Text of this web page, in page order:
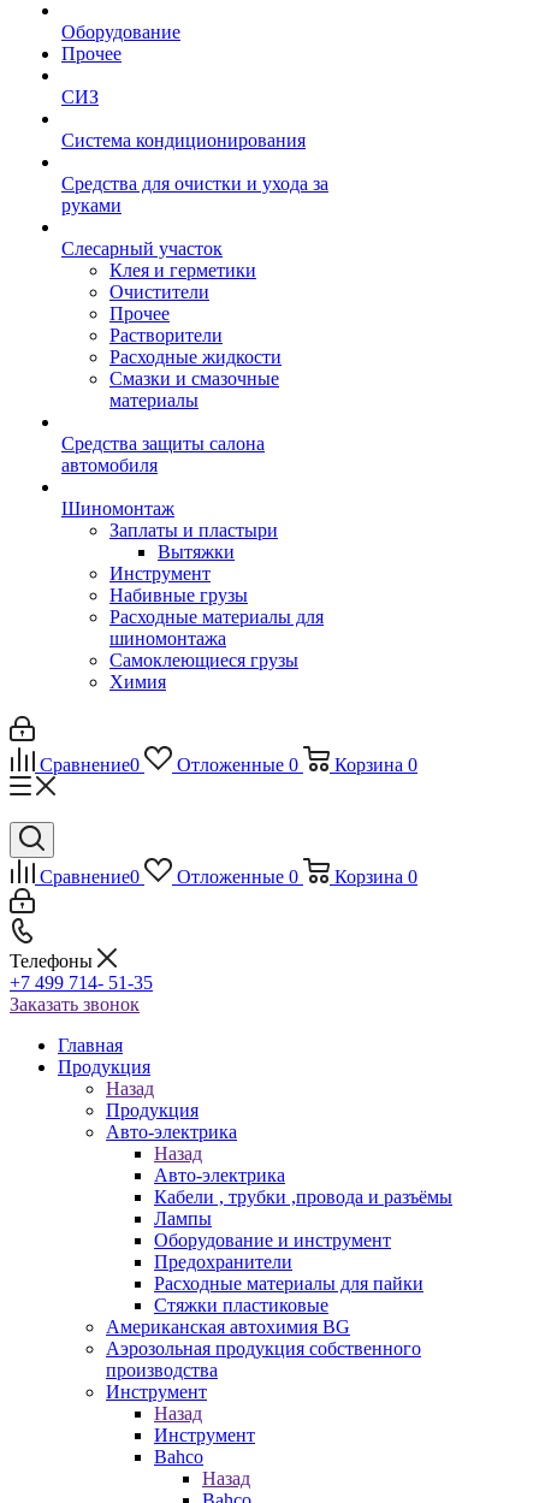
Оборудование
Прочее
СИЗ
Система кондиционирования
Средства для очистки и ухода за
руками
Слесарный участок
Клея и герметики
Очистители
Прочее
Растворители
Расходные жидкости
Смазки и смазочные
материалы
Средства защиты салона
автомобиля
Шиномонтаж
Заплаты и пластыри
Вытяжки
Инструмент
Набивные грузы
Расходные материалы для
шиномонтажа
Самоклеющиеся грузы
Химия
Сравнение0 Отложенные 0 Корзина 0
Сравнение0 Отложенные 0 Корзина 0
Телефоны
+7 499 714- 51-35
Заказать звонок
Главная
Продукция
Назад
Продукция
Авто-электрика
Назад
Авто-электрика
Кабели , трубки ,провода и разъёмы
Лампы
Оборудование и инструмент
Предохранители
Расходные материалы для пайки
Стяжки пластиковые
Американская автохимия BG
Аэрозольная продукция собственного
производства
Инструмент
Назад
Инструмент
Bahco
Назад